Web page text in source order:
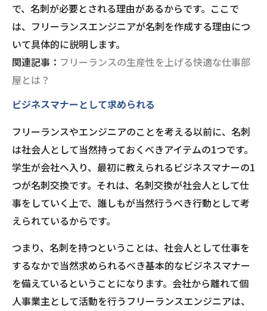
で、名刺が必要とされる理由があるからです。ここで
は、フリーランスエンジニアが名刺を作成する理由につ
いて具体的に説明します。
関連記事： フリーランスの生産性を上げる快適な仕事部
屋とは？
ビジネスマナーとして求められる
フリーランスやエンジニアのことを考える以前に、名刺
は社会人として当然持っておくべきアイテムの1つです。
学生が会社へ入り、最初に教えられるビジネスマナーの1
つが名刺交換です。それは、名刺交換が社会人として仕
事をしていく上で、誰しもが当然行うべき行動として考
えられているからです。
つまり、名刺を持つということは、社会人として仕事を
するなかで当然求められるべき基本的なビジネスマナー
を備えているということになります。会社から離れて個
人事業主として活動を行うフリーランスエンジニアは、